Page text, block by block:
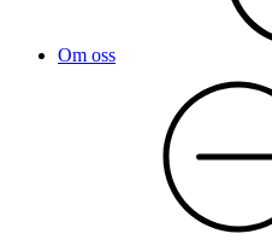
Om oss